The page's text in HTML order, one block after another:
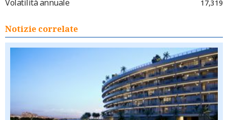
Volatilità annuale 17,319
Notizie correlate